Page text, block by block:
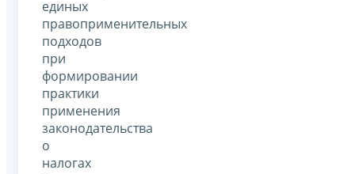
единых
правоприменительных
подходов
при
формировании
практики
применения
законодательства
о
налогах